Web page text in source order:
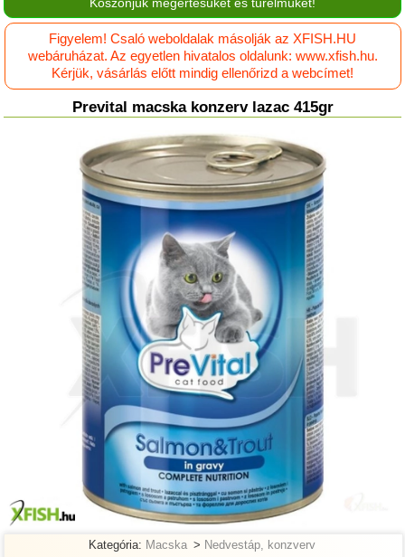
Figyelem! Csaló weboldalak másolják az XFISH.HU
webáruházat. Az egyetlen hivatalos oldalunk: www.xfish.hu.
Kérjük, vásárlás előtt mindig ellenőrizd a webcímet!
Prevital macska konzerv lazac 415gr
Kategória: Macska > Nedvestáp, konzverv